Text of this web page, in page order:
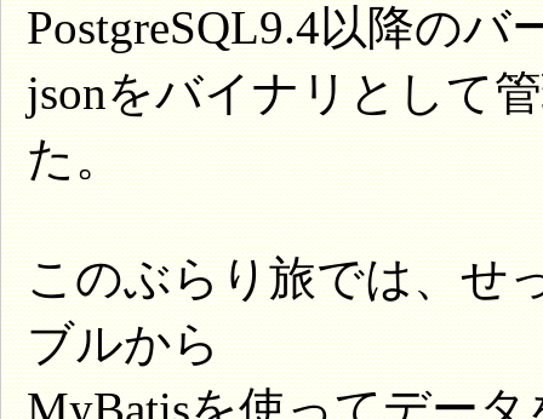
PostgreSQL9.4以降のバ
jsonをバイナリとして
た。
このぶらり旅では、せ
ブルから